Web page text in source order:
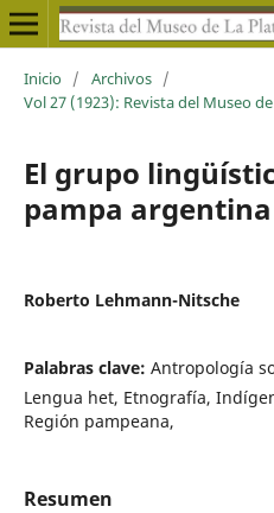
Inicio / Archivos /
Vol 27 (1923): Revista del Museo
El grupo
pampa argentina
Roberto Lehmann-Nitsche
Palabras clave: Antropología
Lengua het, Etnografía,
Región pampeana,
Resumen